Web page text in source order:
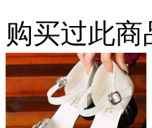
购买过此